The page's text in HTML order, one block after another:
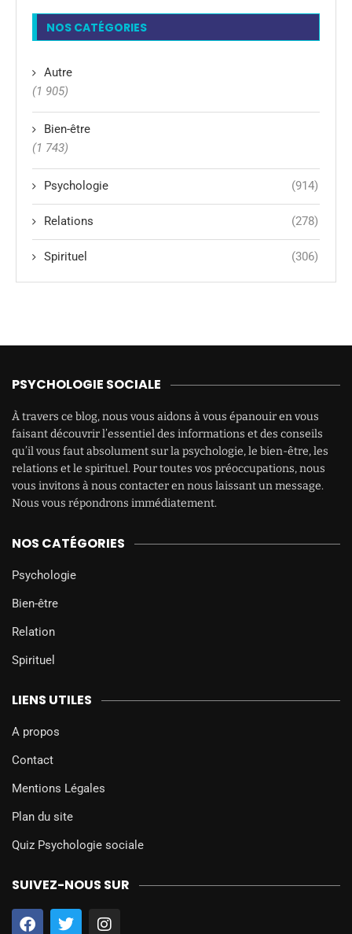
NOS CATÉGORIES
Autre
(1 905)
Bien-être
(1 743)
Psychologie (914)
Relations (278)
Spirituel (306)
PSYCHOLOGIE SOCIALE
À travers ce blog, nous vous aidons à vous épanouir en vous
faisant découvrir l’essentiel des informations et des conseils
qu’il vous faut absolument sur la psychologie, le bien-être, les
relations et le spirituel. Pour toutes vos préoccupations, nous
vous invitons à nous contacter en nous laissant un message.
Nous vous répondrons immédiatement.
NOS CATÉGORIES
Psychologie
Bien-être
Relation
Spirituel
LIENS UTILES
A propos
Contact
Mentions Légales
Plan du site
Quiz Psychologie sociale
SUIVEZ-NOUS SUR